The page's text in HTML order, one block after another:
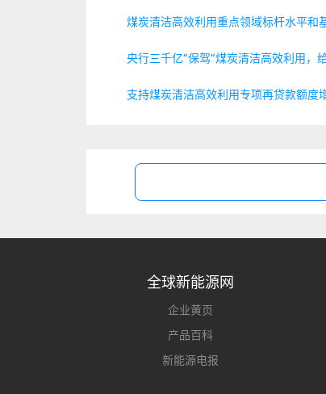
煤炭清洁高效利用重点领域标杆水平和
央行三千亿“保驾”煤炭清洁高效利用，
支持煤炭清洁高效利用专项再贷款额度
全球新能源网
企业黄页
产品百科
新能源电报